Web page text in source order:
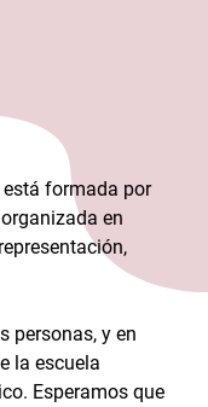
está formada por
en
personas, y en
la escuela
Esperamos que